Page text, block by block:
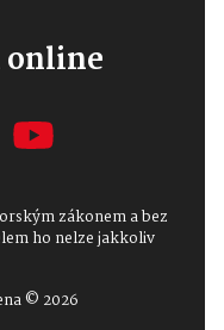
online
zákonem a bez
ho nelze jakkoliv
© 2026